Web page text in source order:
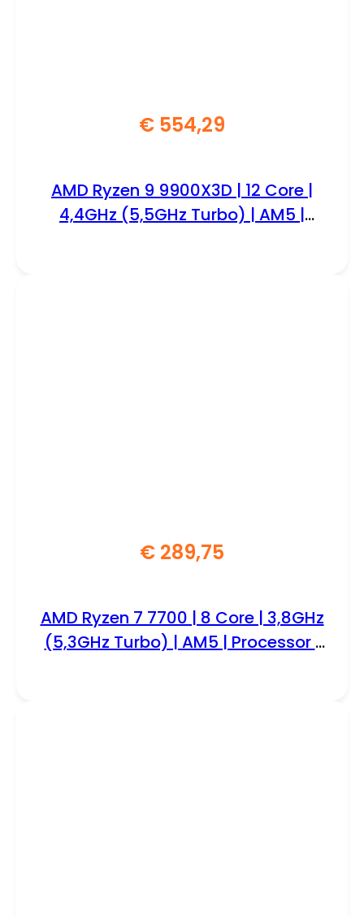
€ 554,29
AMD Ryzen 9 9900X3D | 12 Core |
4,4GHz (5,5GHz Turbo) | AM5 |
€ 289,75
AMD Ryzen 7 7700 | 8 Core | 3,8GHz
(5,3GHz Turbo) | AM5 | Processor |